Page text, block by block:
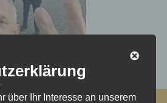
über Ihr Interesse an unserem